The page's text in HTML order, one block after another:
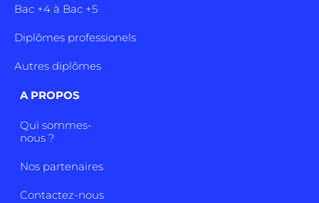
Bac +4 à Bac +5
Diplômes professionels
Autres diplômes
A PROPOS
Qui sommes-
nous ?
Nos partenaires
Contactez-nous